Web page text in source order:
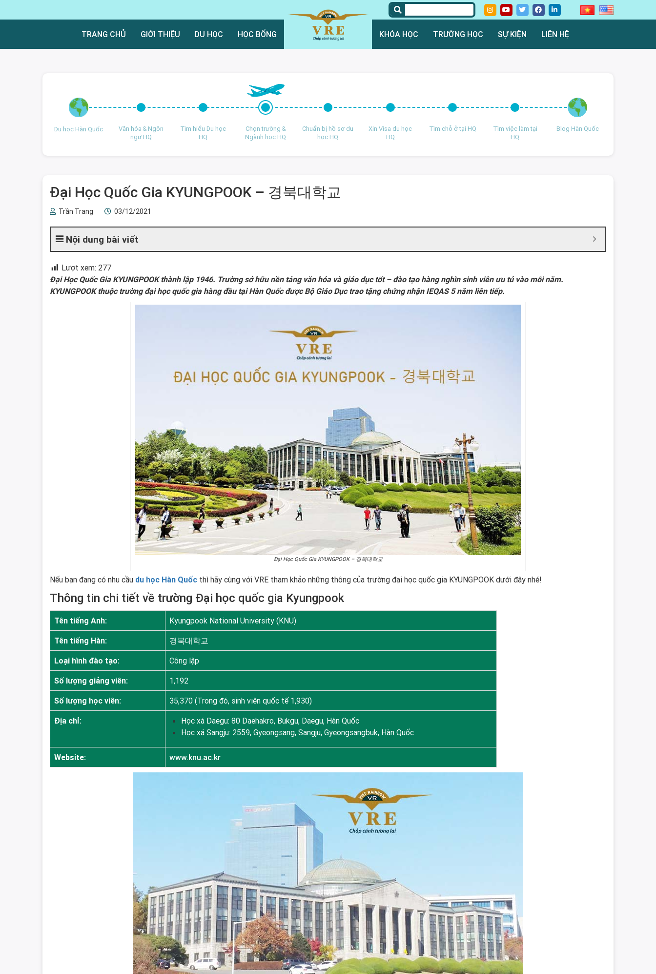
TRANG CHỦ GIỚI THIỆU DU HỌC HỌC BỔNG KHÓA HỌC TRƯỜNG HỌC SỰ KIỆN LIÊN HỆ
Du học Hàn Quốc
Văn hóa & Ngôn
ngữ HQ
Tìm hiểu Du học
HQ
Chọn trường &
Ngành học HQ
Chuẩn bị hồ sơ du
học HQ
Xin Visa du học
HQ
Tìm chỗ ở tại HQ
Tìm việc làm tại
HQ
Blog Hàn Quốc
Đại Học Quốc Gia KYUNGPOOK – 경북대학교
Trần Trang 03/12/2021
Nội dung bài viết
Lượt xem: 277
Đại Học Quốc Gia KYUNGPOOK thành lập 1946. Trường sở hữu nền tảng văn hóa và giáo dục tốt – đào tạo hàng nghìn sinh viên ưu tú vào mỗi năm.
KYUNGPOOK thuộc trường đại học quốc gia hàng đầu tại Hàn Quốc được Bộ Giáo Dục trao tặng chứng nhận IEQAS 5 năm liên tiếp.
Đại Học Quốc Gia KYUNGPOOK – 경북대학교
Nếu bạn đang có nhu cầu du học Hàn Quốc thì hãy cùng với VRE tham khảo những thông của trường đại học quốc gia KYUNGPOOK dưới đây nhé!
Thông tin chi tiết về trường Đại học quốc gia Kyungpook
Tên tiếng Anh: Kyungpook National University (KNU)
Tên tiếng Hàn: 경북대학교
Loại hình đào tạo: Công lập
Số lượng giảng viên: 1,192
Số lượng học viên: 35,370 (Trong đó, sinh viên quốc tế 1,930)
Địa chỉ:
Học xá Daegu: 80 Daehakro, Bukgu, Daegu, Hàn Quốc
Học xá Sangju: 2559, Gyeongsang, Sangju, Gyeongsangbuk, Hàn Quốc
Website: www.knu.ac.kr